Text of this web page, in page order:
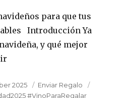
para que tus
Introducción Ya
y qué mejor
2025 Category
Enviar Regalo
#VinoParaRegalar